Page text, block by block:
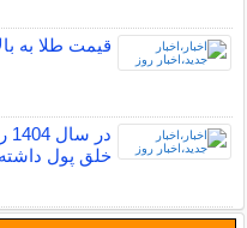
قیمت طلا به
خلق پول